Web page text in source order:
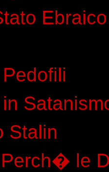
Stalin
le